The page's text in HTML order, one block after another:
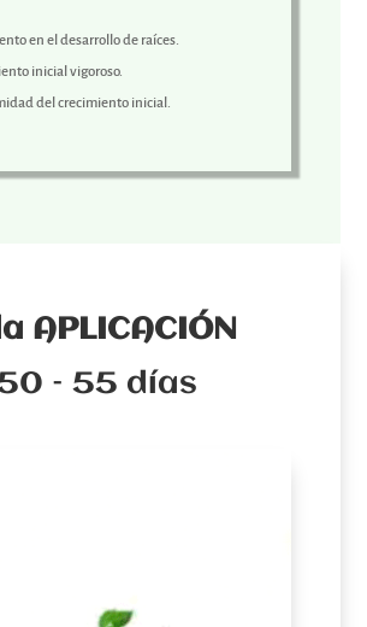
en el desarrollo de raíces.
inicial vigoroso.
del crecimiento inicial.
APLICACIÓN
– 55 días